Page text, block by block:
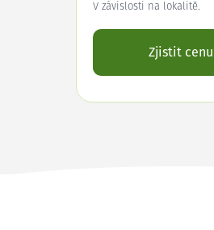
V závislosti na lokalitě.
Zjistit cenu